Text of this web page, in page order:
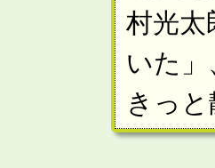
村光太
いた
きっ